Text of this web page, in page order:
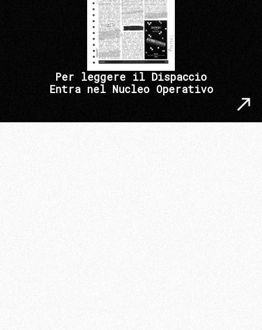
Per leggere il Dispaccio
Entra nel Nucleo Operativo